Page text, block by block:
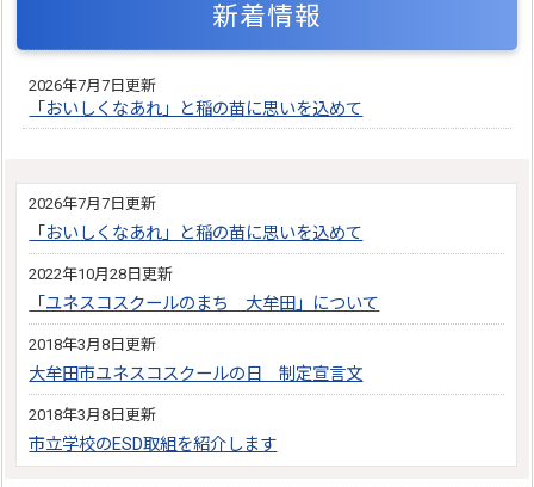
新着情報
2026年7月7日更新
「おいしくなあれ」と稲の苗に思いを込めて
2026年7月7日更新
「おいしくなあれ」と稲の苗に思いを込めて
2022年10月28日更新
「ユネスコスクールのまち 大牟田」について
2018年3月8日更新
大牟田市ユネスコスクールの日 制定宣言文
2018年3月8日更新
市立学校のESD取組を紹介します